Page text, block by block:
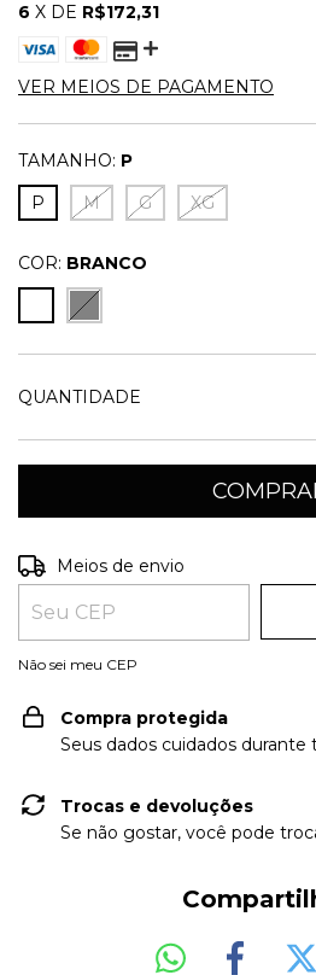
6 X DE R$172,31
VER MEIOS DE PAGAMENTO
TAMANHO: P
P
M G XG
COR: BRANCO
QUANTIDADE
Entregas para o CEP:
Meios de envio
Não sei meu CEP
Compra protegida
Seus dados cuidados durante
Trocas e devoluções
Se não gostar, você pode